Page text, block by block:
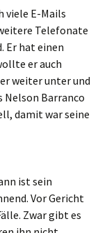
viele E-Mails
Telefonate
Er hat einen
er auch
weiter unter und
Nelson Barranco
damit war seine
ist sein
Vor Gericht
Zwar gibt es